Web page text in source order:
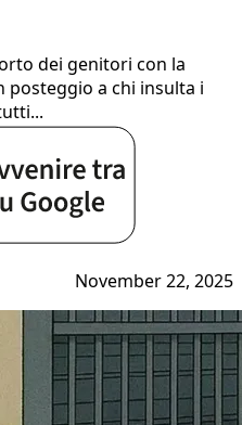
dei genitori con la
posteggio a chi insulta i
November 22, 2025